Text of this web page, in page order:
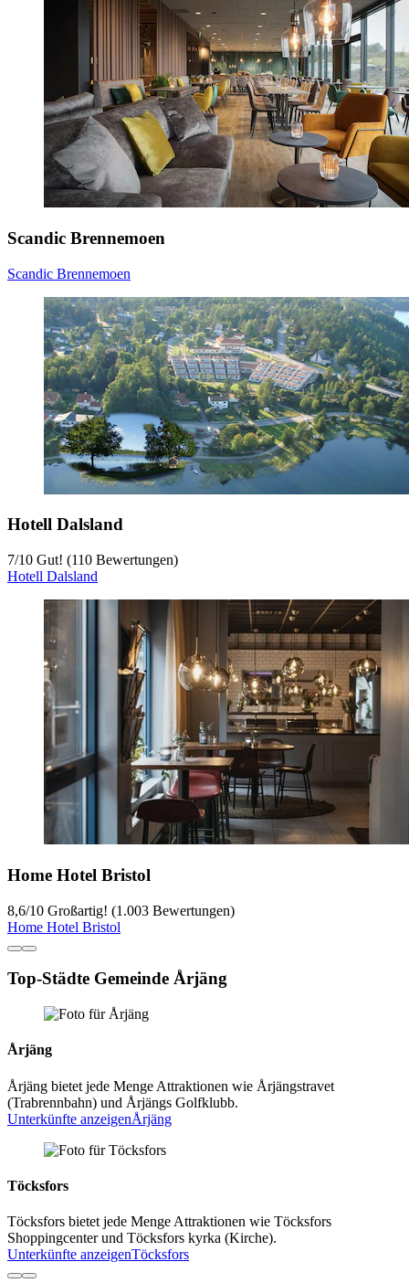
Scandic Brennemoen
Scandic Brennemoen
Hotell Dalsland
7/10 Gut! (110 Bewertungen)
Hotell Dalsland
Home Hotel Bristol
8,6/10 Großartig! (1.003 Bewertungen)
Home Hotel Bristol
Top-Städte Gemeinde Årjäng
Årjäng
Årjäng bietet jede Menge Attraktionen wie Årjängstravet
(Trabrennbahn) und Årjängs Golfklubb.
Unterkünfte anzeigenÅrjäng
Töcksfors
Töcksfors bietet jede Menge Attraktionen wie Töcksfors
Shoppingcenter und Töcksfors kyrka (Kirche).
Unterkünfte anzeigenTöcksfors